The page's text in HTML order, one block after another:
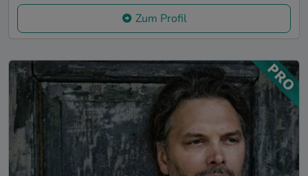
Zum Profil